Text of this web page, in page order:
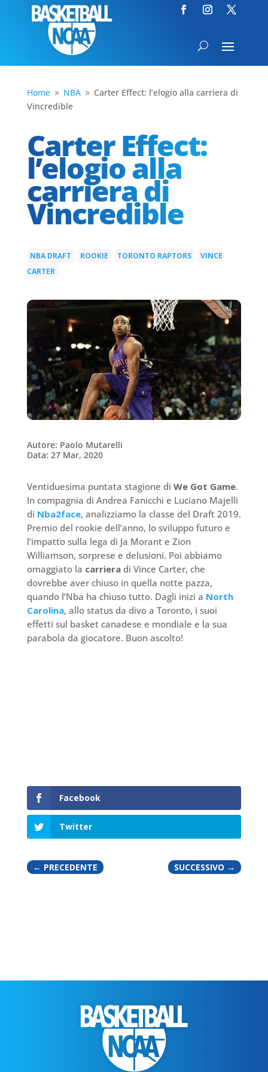
Home 9 NBA 9 Carter Effect: l’elogio alla carriera di
Vincredible
Carter Effect:
l’elogio alla
carriera di
Vincredible
NBA DRAFT ROOKIE TORONTO RAPTORS
VINCE
CARTER
Autore: Paolo Mutarelli
Data: 27 Mar, 2020
Ventiduesima puntata stagione di We Got Game.
In compagnia di Andrea Fanicchi e Luciano Majelli
di Nba2face, analizziamo la classe del Draft 2019.
Premio del rookie dell’anno, lo sviluppo futuro e
l’impatto sulla lega di Ja Morant e Zion
Williamson, sorprese e delusioni. Poi abbiamo
omaggiato la carrieradi Vince Carter, che
dovrebbe aver chiuso in quella notte pazza,
quando l’Nba ha chiuso tutto. Dagli inizi a North
Carolina, allo status da divo a Toronto, i suoi
effetti sul basket canadese e mondiale e la sua
parabola da giocatore. Buon ascolto!
Facebook
Twitter
← PRECEDENTE SUCCESSIVO →